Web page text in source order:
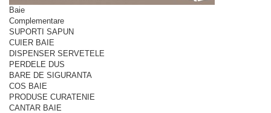
Baie
Complementare
SUPORTI SAPUN
CUIER BAIE
DISPENSER SERVETELE
PERDELE DUS
BARE DE SIGURANTA
COS BAIE
PRODUSE CURATENIE
CANTAR BAIE